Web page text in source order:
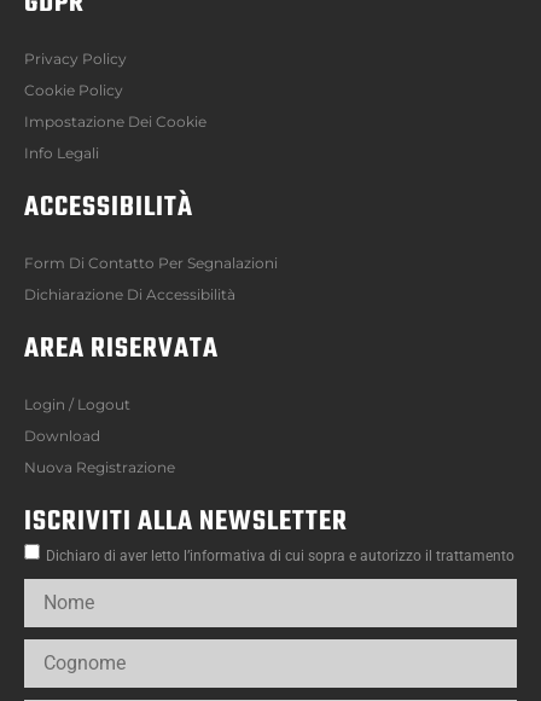
Privacy Policy
Cookie Policy
Impostazione Dei Cookie
Info Legali
ACCESSIBILITÀ
Form Di Contatto Per Segnalazioni
Dichiarazione Di Accessibilità
AREA RISERVATA
Login / Logout
Download
Nuova Registrazione
ISCRIVITI ALLA NEWSLETTER
Dichiaro di aver letto l’informativa di cui sopra e autorizzo il trattamento